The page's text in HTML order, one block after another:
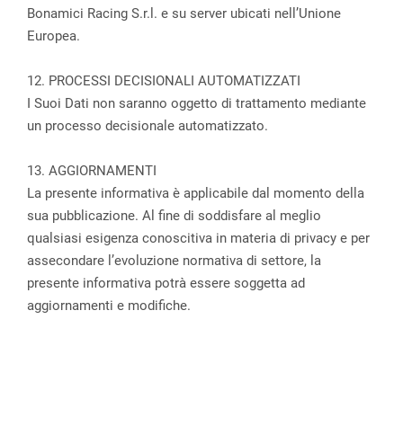
Bonamici Racing S.r.l. e su server ubicati nell’Unione
Europea.
12. PROCESSI DECISIONALI AUTOMATIZZATI
I Suoi Dati non saranno oggetto di trattamento mediante
un processo decisionale automatizzato.
13. AGGIORNAMENTI
La presente informativa è applicabile dal momento della
sua pubblicazione. Al fine di soddisfare al meglio
qualsiasi esigenza conoscitiva in materia di privacy e per
assecondare l’evoluzione normativa di settore, la
presente informativa potrà essere soggetta ad
aggiornamenti e modifiche.